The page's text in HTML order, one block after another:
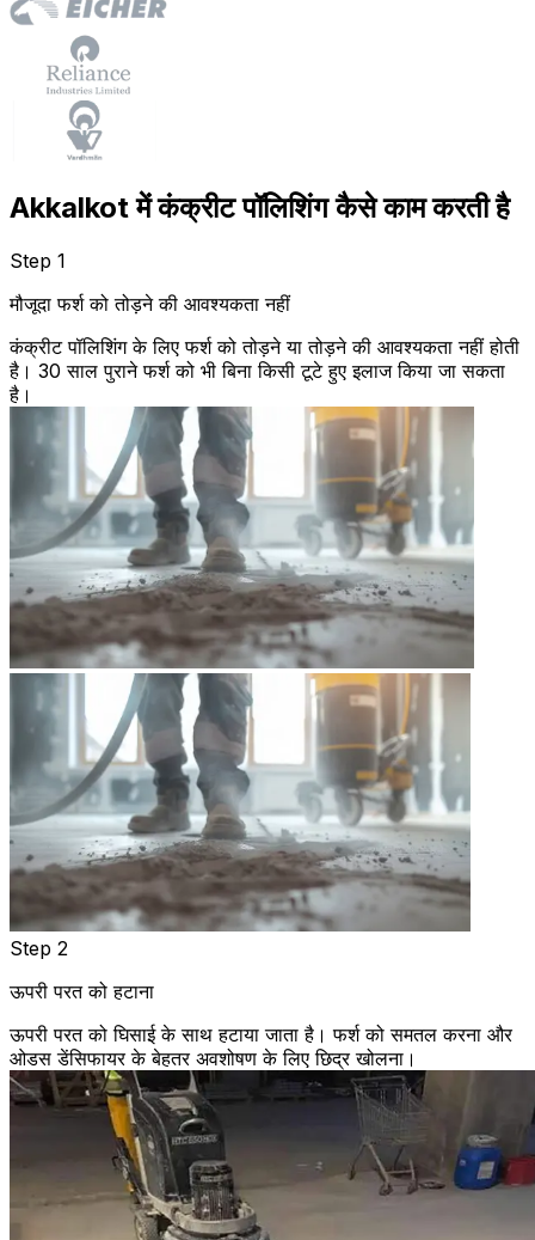
Akkalkot में कंक्रीट पॉलिशिंग कैसे काम करती है
Step 1
मौजूदा फर्श को तोड़ने की आवश्यकता नहीं
कंक्रीट पॉलिशिंग के लिए फर्श को तोड़ने या तोड़ने की आवश्यकता नहीं होती
है। 30 साल पुराने फर्श को भी बिना किसी टूटे हुए इलाज किया जा सकता
है।
Step 2
ऊपरी परत को हटाना
ऊपरी परत को घिसाई के साथ हटाया जाता है। फर्श को समतल करना और
ओडस डेंसिफायर के बेहतर अवशोषण के लिए छिद्र खोलना।